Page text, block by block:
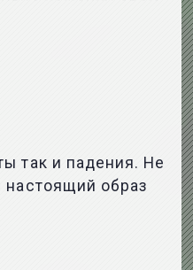
так и падения. Не
настоящий образ